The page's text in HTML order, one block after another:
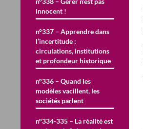
innocent !
n°337 – Apprendre dans
l’incertitude :
circulations, institutions
et profondeur historique
n°336 – Quand les
modèles vacillent, les
sociétés parlent
n°334-335 – La réalité est